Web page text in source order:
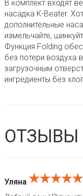
В комплект входят
насадка K-Beater.
дополнительные
измельчайте,
Функция Folding
без потери воздуха
загрузочным
ингредиенты без
ОТЗЫВЫ
Уляна ★★★★★
★★★★★
★★★★★